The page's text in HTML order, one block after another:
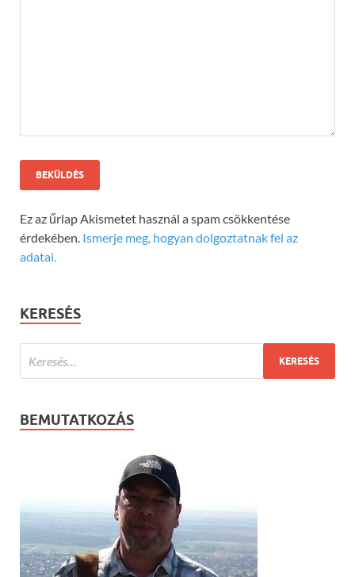
Ez az űrlap Akismetet használ a spam csökkentése
érdekében. Ismerje meg, hogyan dolgoztatnak fel az
adatai.
KERESÉS
BEMUTATKOZÁS